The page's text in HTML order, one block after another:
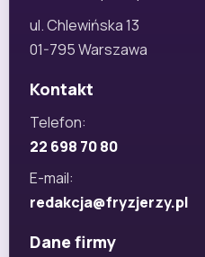
ul. Chlewińska 13
01-795 Warszawa
Kontakt
Telefon:
22 698 70 80
E-mail:
redakcja@fryzjerzy.pl
Dane firmy